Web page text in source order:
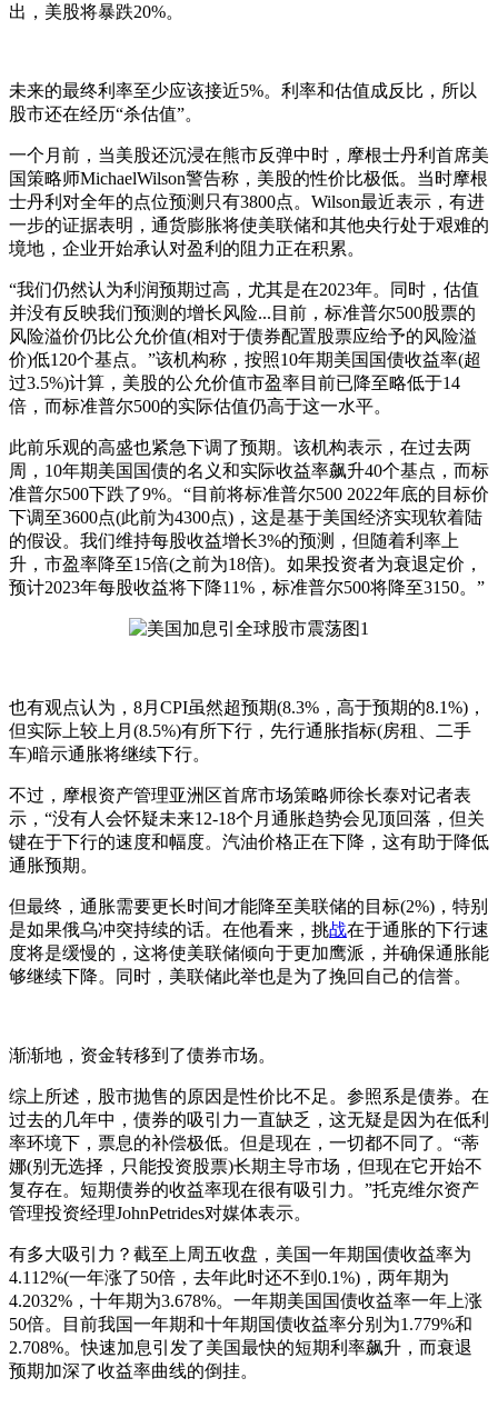
出，美股将暴跌20%。
未来的最终利率至少应该接近5%。利率和估值成反比，所以
股市还在经历“杀估值”。
一个月前，当美股还沉浸在熊市反弹中时，摩根士丹利首席美
国策略师MichaelWilson警告称，美股的性价比极低。当时摩根
士丹利对全年的点位预测只有3800点。Wilson最近表示，有进
一步的证据表明，通货膨胀将使美联储和其他央行处于艰难的
境地，企业开始承认对盈利的阻力正在积累。
“我们仍然认为利润预期过高，尤其是在2023年。同时，估值
并没有反映我们预测的增长风险...目前，标准普尔500股票的
风险溢价仍比公允价值(相对于债券配置股票应给予的风险溢
价)低120个基点。”该机构称，按照10年期美国国债收益率(超
过3.5%)计算，美股的公允价值市盈率目前已降至略低于14
倍，而标准普尔500的实际估值仍高于这一水平。
此前乐观的高盛也紧急下调了预期。该机构表示，在过去两
周，10年期美国国债的名义和实际收益率飙升40个基点，而标
准普尔500下跌了9%。“目前将标准普尔500 2022年底的目标价
下调至3600点(此前为4300点)，这是基于美国经济实现软着陆
的假设。我们维持每股收益增长3%的预测，但随着利率上
升，市盈率降至15倍(之前为18倍)。如果投资者为衰退定价，
预计2023年每股收益将下降11%，标准普尔500将降至3150。”
也有观点认为，8月CPI虽然超预期(8.3%，高于预期的8.1%)，
但实际上较上月(8.5%)有所下行，先行通胀指标(房租、二手
车)暗示通胀将继续下行。
不过，摩根资产管理亚洲区首席市场策略师徐长泰对记者表
示，“没有人会怀疑未来12-18个月通胀趋势会见顶回落，但关
键在于下行的速度和幅度。汽油价格正在下降，这有助于降低
通胀预期。
但最终，通胀需要更长时间才能降至美联储的目标(2%)，特别
是如果俄乌冲突持续的话。在他看来，挑战在于通胀的下行速
度将是缓慢的，这将使美联储倾向于更加鹰派，并确保通胀能
够继续下降。同时，美联储此举也是为了挽回自己的信誉。
渐渐地，资金转移到了债券市场。
综上所述，股市抛售的原因是性价比不足。参照系是债券。在
过去的几年中，债券的吸引力一直缺乏，这无疑是因为在低利
率环境下，票息的补偿极低。但是现在，一切都不同了。“蒂
娜(别无选择，只能投资股票)长期主导市场，但现在它开始不
复存在。短期债券的收益率现在很有吸引力。”托克维尔资产
管理投资经理JohnPetrides对媒体表示。
有多大吸引力？截至上周五收盘，美国一年期国债收益率为
4.112%(一年涨了50倍，去年此时还不到0.1%)，两年期为
4.2032%，十年期为3.678%。一年期美国国债收益率一年上涨
50倍。目前我国一年期和十年期国债收益率分别为1.779%和
2.708%。快速加息引发了美国最快的短期利率飙升，而衰退
预期加深了收益率曲线的倒挂。